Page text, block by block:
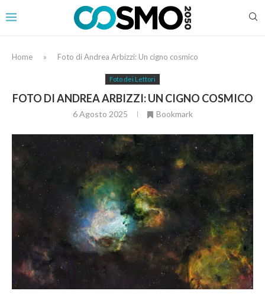
Home » Foto di Andrea Arbizzi: Un cigno cosmico
Foto dei Lettori
FOTO DI ANDREA ARBIZZI: UN CIGNO COSMICO
6 Agosto 2025 Bookmark